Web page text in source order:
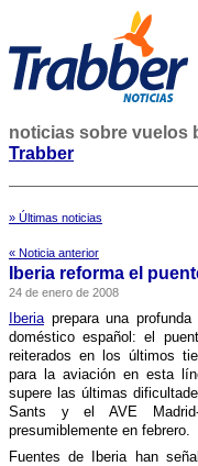
noticias sobre vuelos
Trabber
» Últimas noticias
« Noticia anterior
Iberia reforma el
24 de enero de 2008
Iberiaprepara una
doméstico español: el
reiterados en los últimos
para la aviación en esta
supere las últimas
Sants y el AVE Madrid-
presumiblemente en febrero.
Fuentes de Iberia han